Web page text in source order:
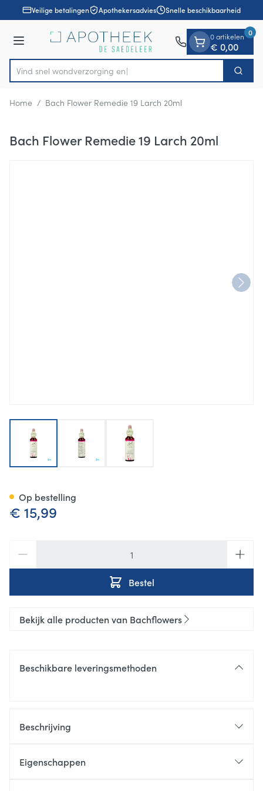
Ga naar de inhoud
1 van 1Veilige betalingen Apothekersadvies Snelle beschikbaarheid
Menu
Product, merk, categorie...
Vind snel wondverzor Zoek
0 artikelen
€ 0,00
0
Home / Bach Flower Remedie 19 Larch 20ml
Bach Flower Remedie 19 Larch 20ml
View larger imageView larger imageView larger image
€ 15,99
Bestel
Op bestelling
Bekijk alle producten van Bachflowers
Beschikbare leveringsmethoden
Beschrijving
Eigenschappen